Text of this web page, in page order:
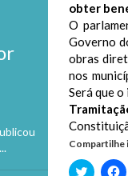
obter
O
Governo
obras
nos
Será que
Compartilhe
Clique